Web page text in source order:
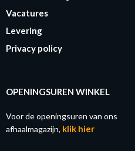
Vacatures
Levering
Privacy policy
OPENINGSUREN WINKEL
Voor de openingsuren van ons
afhaalmagazijn, klik hier